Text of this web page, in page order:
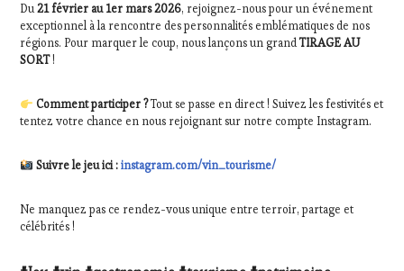
Du21 février au 1er mars 2026, rejoignez-nous pour un événement
exceptionnel à la rencontre des personnalités emblématiques de nos
régions. Pour marquer le coup, nous lançons un grandTIRAGE AU
SORT!
Comment participer ?Tout se passe en direct ! Suivez les festivités et
tentez votre chance en nous rejoignant sur notre compte Instagram.
Suivre le jeu ici :instagram.com/vin_tourisme/
Ne manquez pas ce rendez-vous unique entre terroir, partage et
célébrités !